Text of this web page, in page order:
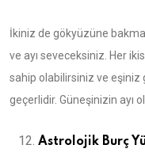
İkiniz de gökyüzüne
ve ayı seveceksiniz. Her
sahip olabilirsiniz ve eşiniz
geçerlidir. Güneşinizin ayı
Astrolojik Burç